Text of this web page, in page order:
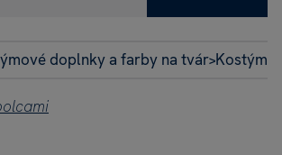
doplnky a farby na tvár>